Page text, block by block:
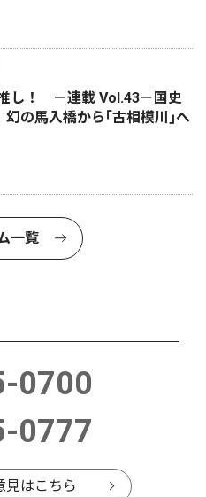
し！ －連載 Vol.43－国史
幻の馬入橋から｢古相模川｣へ
一覧
0700
0777
見はこちら